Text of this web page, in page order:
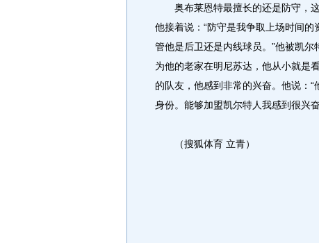
奥布莱恩特最擅长的还是防守，这
他接着说：“防守是我争取上场时间
管他是后卫还是内线球员。”他被凯
为他的老家在明尼苏达，他从小就是
的队友，他感到非常的兴奋。他说：
身份。能够加盟凯尔特人我感到很兴
（搜狐体育 立青）